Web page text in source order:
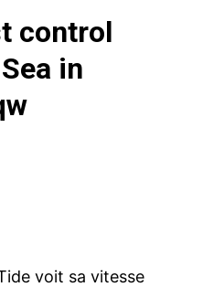
control
in
voit sa vitesse